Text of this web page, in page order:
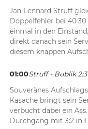
Jan-Lennard Struff
Doppelfehler bei
einmal in den
direkt danach sein
diesem knappen
01:00Struff - Bublik 2:3
Souveränes
Kasache bringt sein
verbucht dabei ein
Durchgang mit 3:2 in